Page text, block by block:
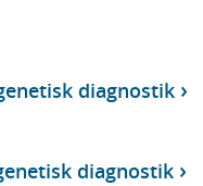
diagnostik
diagnostik